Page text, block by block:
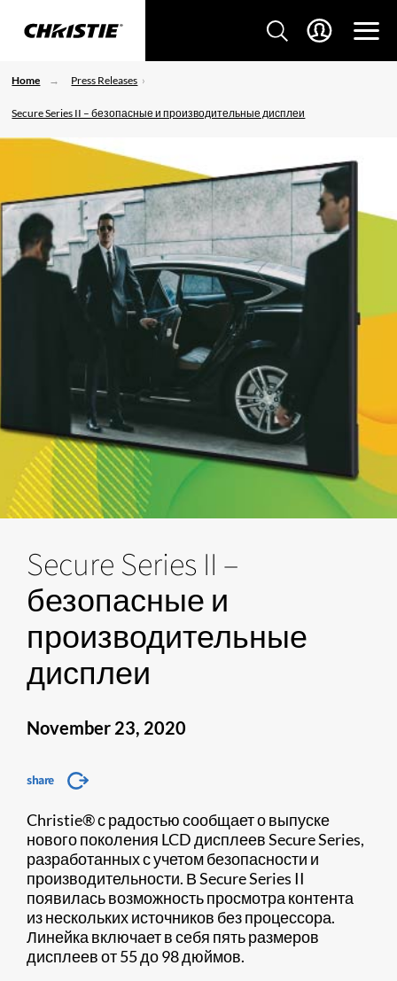
Home Press Releases
Secure Series II – безопасные и производительные дисплеи
Secure Series II –
безопасные и
производительные
дисплеи
November 23, 2020
share
Christie® с радостью сообщает о выпуске
нового поколения LCD дисплеев Secure Series,
разработанных с учетом безопасности и
производительности. В Secure Series II
появилась возможность просмотра контента
из нескольких источников без процессора.
Линейка включает в себя пять размеров
дисплеев от 55 до 98 дюймов.